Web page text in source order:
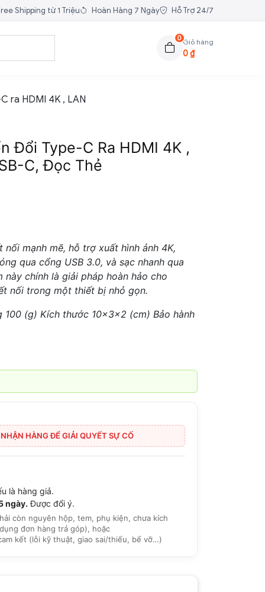
Shipping từ 1 Triệu Hoàn Hàng 7 Ngày Hỗ Trợ 24/7
0Giỏ hàng
0₫
ra HDMI 4K , LAN
Đổi Type-C Ra HDMI 4K ,
C, Đọc Thẻ
nối mạnh mẽ, hỗ trợ xuất hình ảnh 4K,
qua cổng USB 3.0, và sạc nhanh qua
này chính là giải pháp hoàn hảo cho
nối trong một thiết bị nhỏ gọn.
100 (g) Kích thước 10x3x2 (cm) Bảo hành
HÀNG ĐỂ GIẢI QUYẾT SỰ CỐ
là hàng giả.
ngày. Được đổi ý.
còn nguyên hộp, tem, phụ kiện, chưa kích
đơn hàng trả góp), hoặc
kết (lỗi kỹ thuật, giao sai/thiếu, bể vỡ…)